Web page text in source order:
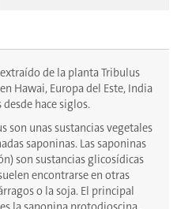
de la planta Tribulus
Hawai, Europa del Este, India
hace siglos.
son unas sustancias vegetales
saponinas. Las saponinas
son sustancias glicosídicas
encontrarse en otras
o la soja. El principal